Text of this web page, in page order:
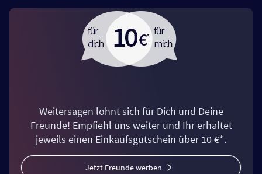
Weitersagen lohnt sich für Dich und Deine
Freunde! Empfiehl uns weiter und Ihr erhaltet
jeweils einen Einkaufsgutschein über 10 €*.
Jetzt Freunde werben